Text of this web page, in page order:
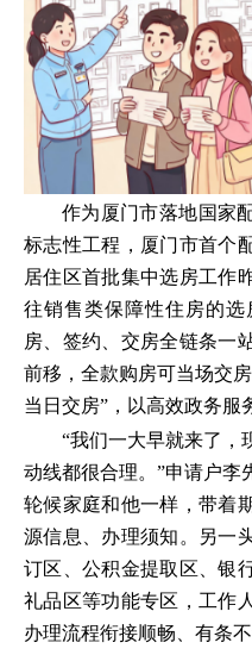
作为厦门市落地国家
标志性工程，厦门市首
居住区首批集中选房工作
往销售类保障性住房的
房、签约、交房全链条一
前移，全款购房可当场交
当日交房”，以高效政务服
“我们一大早就来了，
动线都很合理。”申请户李
轮候家庭和他一样，带着
源信息、办理须知。另一
订区、公积金提取区、银
礼品区等功能专区，工作
办理流程衔接顺畅、有条不